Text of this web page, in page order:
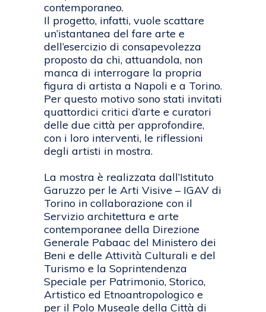
contemporaneo.
Il progetto, infatti, vuole scattare
un’istantanea del fare arte e
dell’esercizio di consapevolezza
proposto da chi, attuandola, non
manca di interrogare la propria
figura di artista a Napoli e a Torino.
Per questo motivo sono stati invitati
quattordici critici d’arte e curatori
delle due città per approfondire,
con i loro interventi, le riflessioni
degli artisti in mostra.
La mostra è realizzata dall’Istituto
Garuzzo per le Arti Visive – IGAV di
Torino in collaborazione con il
Servizio architettura e arte
contemporanee della Direzione
Generale Pabaac del Ministero dei
Beni e delle Attività Culturali e del
Turismo e la Soprintendenza
Speciale per Patrimonio, Storico,
Artistico ed Etnoantropologico e
per il Polo Museale della Città di